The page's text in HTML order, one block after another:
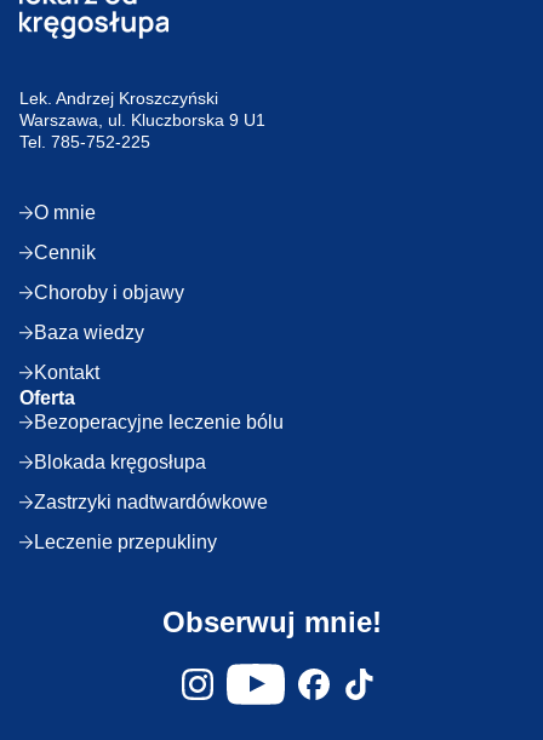
Lek. Andrzej Kroszczyński
Warszawa, ul. Kluczborska 9 U1
Tel. 785-752-225
O mnie
Cennik
Choroby i objawy
Baza wiedzy
Kontakt
Oferta
Bezoperacyjne leczenie bólu
Blokada kręgosłupa
Zastrzyki nadtwardówkowe
Leczenie przepukliny
Obserwuj mnie!